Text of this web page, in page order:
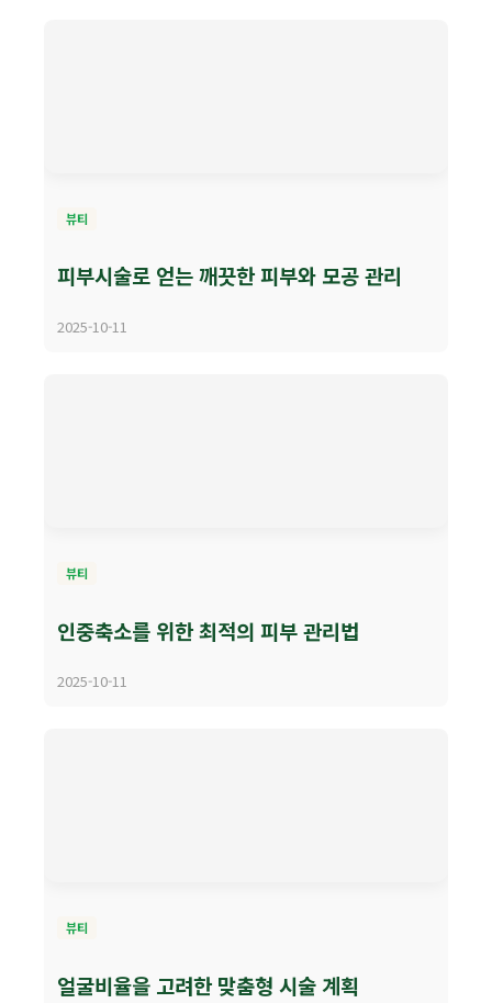
뷰티
피부시술로 얻는 깨끗한 피부와 모공 관리
2025-10-11
뷰티
인중축소를 위한 최적의 피부 관리법
2025-10-11
뷰티
얼굴비율을 고려한 맞춤형 시술 계획